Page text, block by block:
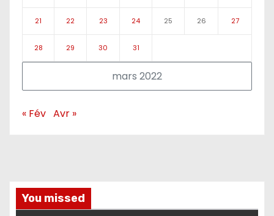
mars 2022
21 22 23 24 25 26 27
28 29 30 31
« Fév Avr »
You missed